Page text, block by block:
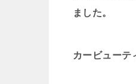
ました。
カービューテ